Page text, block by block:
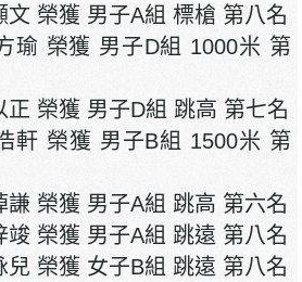
文 榮獲 男子A組 標槍 第八名
瑜 榮獲 男子D組 1000米 第
榮獲 男子D組 跳高 第七名
軒 榮獲 男子B組 1500米 第
謙 榮獲 男子A組 跳高 第六名
竣 榮獲 男子A組 跳遠 第八名
兒 榮獲 女子B組 跳遠 第八名